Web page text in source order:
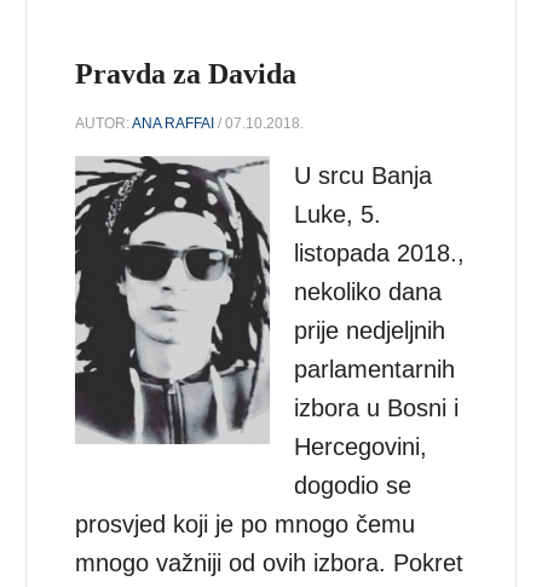
Pravda za Davida
AUTOR:ANA RAFFAI / 07.10.2018.
U srcu Banja
Luke, 5.
listopada 2018.,
nekoliko dana
prije nedjeljnih
parlamentarnih
izbora u Bosni i
Hercegovini,
dogodio se
prosvjed koji je po mnogo čemu
mnogo važniji od ovih izbora. Pokret